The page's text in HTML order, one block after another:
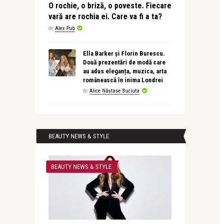
O rochie, o briză, o poveste. Fiecare
vară are rochia ei. Care va fi a ta?
de Alex Pub
Ella Barker și Florin Burescu.
Două prezentări de modă care
au adus eleganța, muzica, arta
românească în inima Londrei
de Alice Năstase Buciuta
BEAUTY NEWS & STYLE
BEAUTY NEWS & STYLE